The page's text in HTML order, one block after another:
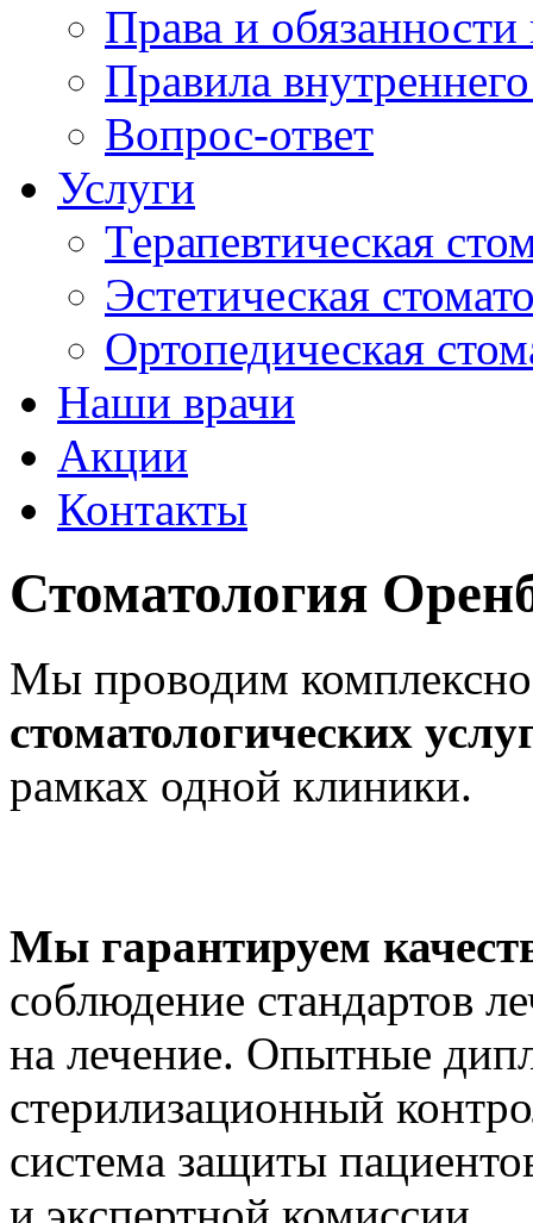
Права и обязанности
Правила
Вопрос-ответ
Услуги
Терапевтическая
Эстетическая
Ортопедическая
Наши врачи
Акции
Контакты
Стоматология
Мы проводим
стоматологических
рамках одной клиники.
Мы гарантируем
соблюдение стандартов
на лечение. Опытные
стерилизационный
система защиты